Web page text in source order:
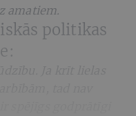
amatiem.
politikas